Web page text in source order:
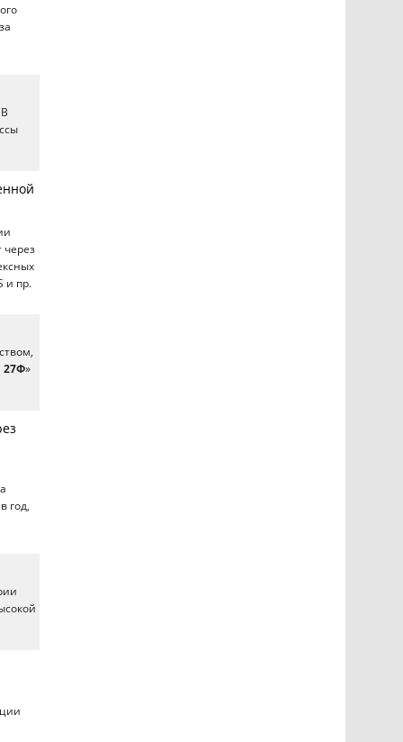
через
и пр.
27Ф»
год,